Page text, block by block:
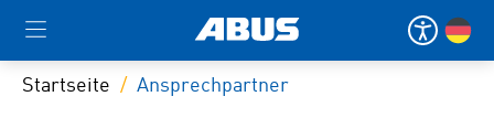
Startseite Ansprechpartner